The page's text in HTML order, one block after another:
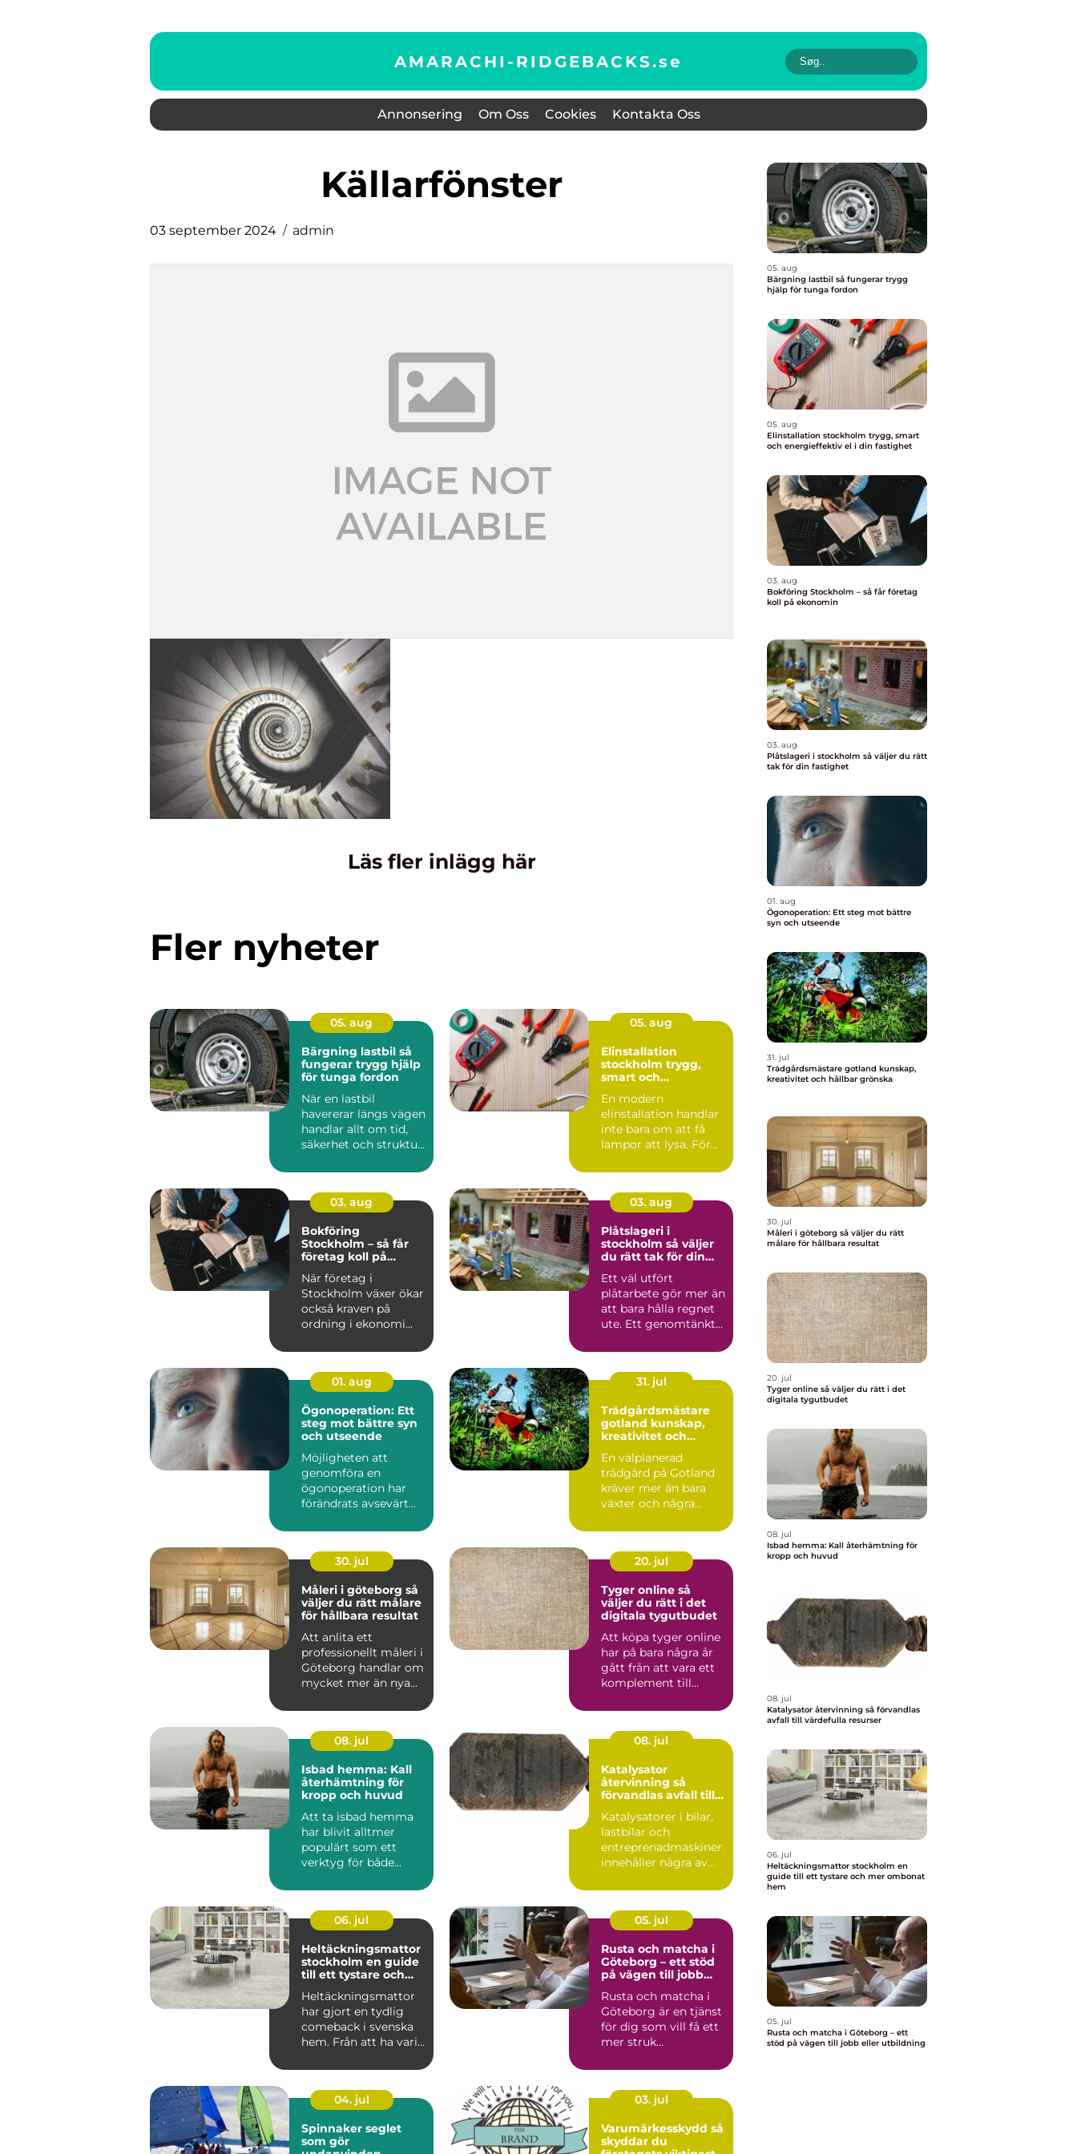
AMARACHI-RIDGEBACKS.se
Annonsering Om Oss Cookies Kontakta Oss
källarfönster
03 september 2024 admin
Läs fler inlägg här
Fler nyheter
05. aug
Bärgning lastbil så
fungerar trygg hjälp
för tunga fordon
När en lastbil
havererar längs vägen
handlar allt om tid,
säkerhet och struktur.
05. aug
Elinstallation
stockholm trygg,
smart och
din fastighet
En modern
elinstallation handlar
inte bara om att få
lampor att lysa. För
fastighetsägar...
03. aug
Bokföring
Stockholm – så får
företag koll på
När företag i
Stockholm växer ökar
också kraven på
ordning i ekonomi...
03. aug
Plåtslageri i
stockholm så väljer
du rätt tak för din
Ett väl utfört
plåtarbete gör mer än
att bara hålla regnet
ute. Ett genomtänkt
fasad...
01. aug
Ögonoperation: Ett
steg mot bättre syn
och utseende
Möjligheten att
genomföra en
ögonoperation har
förändrats avsevärt
31. jul
Trädgårdsmästare
gotland kunskap,
kreativitet och
En välplanerad
trädgård på Gotland
kräver mer än bara
växter och några
salt ...
30. jul
Måleri i göteborg så
väljer du rätt målare
för hållbara resultat
Att anlita ett
professionellt måleri i
Göteborg handlar om
mycket mer än nya
Ett...
20. jul
Tyger online så
väljer du rätt i det
digitala tygutbudet
Att köpa tyger online
har på bara några år
gått från att vara ett
komplement till
08. jul
Isbad hemma: Kall
återhämtning för
kropp och huvud
Att ta isbad hemma
har blivit alltmer
populärt som ett
verktyg för både
08. jul
Katalysator
återvinning så
förvandlas avfall till
Katalysatorer i bilar,
lastbilar och
entreprenadmaskiner
innehåller några av
värdefulla...
06. jul
Heltäckningsmattor
stockholm en guide
till ett tystare och
Heltäckningsmattor
har gjort en tydlig
comeback i svenska
hem. Från att ha varit
05. jul
Rusta och matcha i
Göteborg – ett stöd
på vägen till jobb
Rusta och matcha i
Göteborg är en tjänst
för dig som vill få ett
mer struk...
04. jul
Spinnaker seglet
som gör
03. jul
Varumärkesskydd så
skyddar du
05. aug
Bärgning lastbil så fungerar trygg
hjälp för tunga fordon
05. aug
Elinstallation stockholm trygg, smart
och energieffektiv el i din fastighet
03. aug
Bokföring Stockholm – så får företag
koll på ekonomin
03. aug
Plåtslageri i stockholm så väljer du rätt
tak för din fastighet
01. aug
Ögonoperation: Ett steg mot bättre
syn och utseende
31. jul
Trädgårdsmästare gotland kunskap,
kreativitet och hållbar grönska
30. jul
Måleri i göteborg så väljer du rätt
målare för hållbara resultat
20. jul
Tyger online så väljer du rätt i det
digitala tygutbudet
08. jul
Isbad hemma: Kall återhämtning för
kropp och huvud
08. jul
Katalysator återvinning så förvandlas
avfall till värdefulla resurser
06. jul
Heltäckningsmattor stockholm en
guide till ett tystare och mer ombonat
hem
05. jul
Rusta och matcha i Göteborg – ett
stöd på vägen till jobb eller utbildning